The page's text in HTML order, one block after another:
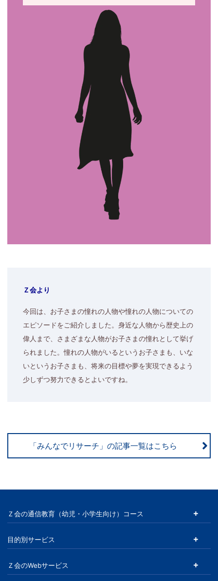
Ｚ会より
今回は、お子さまの憧れの人物や憧れの人物についての
エピソードをご紹介しました。身近な人物から歴史上の
偉人まで、さまざまな人物がお子さまの憧れとして挙げ
られました。憧れの人物がいるというお子さまも、いな
いというお子さまも、将来の目標や夢を実現できるよう
少しずつ努力できるとよいですね。
「みんなでリサーチ」の記事一覧はこちら
Ｚ会の通信教育（幼児・小学生向け）コース
目的別サービス
Ｚ会のWebサービス